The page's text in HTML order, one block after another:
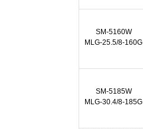
SM-5160W
MLG-25.5/8-160G
SM-5185W
MLG-30.4/8-185G